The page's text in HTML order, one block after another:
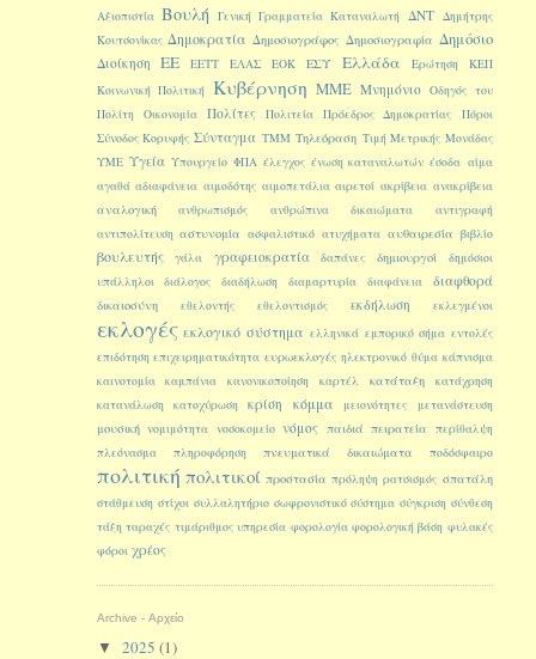
Αξιοπιστία Βουλή Γενική Γραμματεία Καταναλωτή ΔΝΤ Δημήτρης
Κουτσονίκας Δημοκρατία Δημοσιογράφος Δημοσιογραφία Δημόσιο
Διοίκηση ΕΕ ΕΕΤΤ ΕΛΑΣ ΕΟΚ ΕΣΥ Ελλάδα Ερώτηση
ΚΕΠ
Κοινωνική Πολιτική
Κυβέρνηση ΜΜΕ Μνημόνιο Οδηγός του
Πολίτη
Οικονομία Πολίτες Πολιτεία Πρόεδρος Δημοκρατίας
Πόροι
Σύνοδος Κορυφής Σύνταγμα ΤΜΜ Τηλεόραση Τιμή Μετρικής Μονάδας
ΥΜΕ Υγεία Υπουργείο ΦΠΑ έλεγχος ένωση καταναλωτών έσοδα αίμα
αγαθά αδιαφάνεια αιμοδότης αιμοπετάλια αιρετοί ακρίβεια ανακρίβεια
αναλογική ανθρωπισμός ανθρώπινα δικαιώματα
αντιγραφή
αντιπολίτευση αστυνομία ασφαλιστικό ατυχήματα αυθαιρεσία βιβλίο
βουλευτής γάλα γραφειοκρατία δαπάνες δημιουργοί
δημόσιοι
υπάλληλοι
διάλογος διαδήλωση διαμαρτυρία διαφάνεια διαφθορά
δικαιοσύνη εθελοντής εθελοντισμός εκδήλωση εκλεγμένοι
εκλογές εκλογικό σύστημα ελληνικά εμπορικό σήμα εντολές
επιδότηση επιχειρηματικότητα ευρωεκλογές ηλεκτρονικό θύμα κάπνισμα
καινοτομία
καμπάνια κανονικοποίηση καρτέλ κατάταξη
κατάχρηση
κατανάλωση
κατοχύρωση κρίση κόμμα μειονότητες μετανάστευση
μουσική νομιμότητα νοσοκομείο νόμος παιδιά πειρατεία
περίθαλψη
πλεόνασμα
πληροφόρηση πνευματικά δικαιώματα ποδόσφαιρο
πολιτική πολιτικοί προστασία πρόληψη ρατσισμός σπατάλη
στάθμευση στίχοι συλλαλητήριο σωφρονιστικό σύστημα σύγκριση σύνθεση
τάξη ταραχές τιμάριθμος υπηρεσία φορολογία φορολογική βάση φυλακές
φόροι χρέος
Archive - Αρχείο
▼ 2025 (1)